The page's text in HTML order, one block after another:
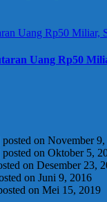
Uang Rp50
posted on November 9,
posted on Oktober 5,
on Desember 23,
on Juni 9, 2016
on Mei 15, 2019